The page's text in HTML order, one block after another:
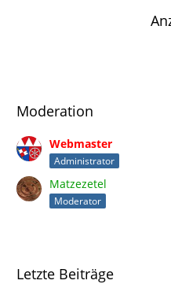
Moderation
Webmaster
Administrator
Matzezetel
Moderator
Letzte Beiträge